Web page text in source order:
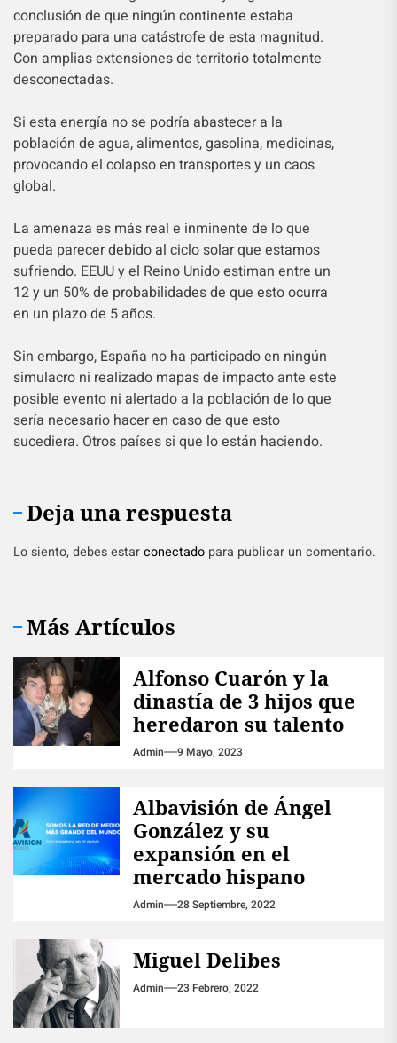
conclusión de que ningún continente estaba
preparado para una catástrofe de esta magnitud.
Con amplias extensiones de territorio totalmente
desconectadas.
Si esta energía no se podría abastecer a la
población de agua, alimentos, gasolina, medicinas,
provocando el colapso en transportes y un caos
global.
La amenaza es más real e inminente de lo que
pueda parecer debido al ciclo solar que estamos
sufriendo. EEUU y el Reino Unido estiman entre un
12 y un 50% de probabilidades de que esto ocurra
en un plazo de 5 años.
Sin embargo, España no ha participado en ningún
simulacro ni realizado mapas de impacto ante este
posible evento ni alertado a la población de lo que
sería necesario hacer en caso de que esto
sucediera. Otros países si que lo están haciendo.
Deja una respuesta
Lo siento, debes estarconectado para publicar un comentario.
Más Artículos
Alfonso Cuarón y la
dinastía de 3 hijos que
heredaron su talento
Admin 9 Mayo, 2023
Albavisión de Ángel
González y su
expansión en el
mercado hispano
Admin 28 Septiembre, 2022
Miguel Delibes
Admin 23 Febrero, 2022